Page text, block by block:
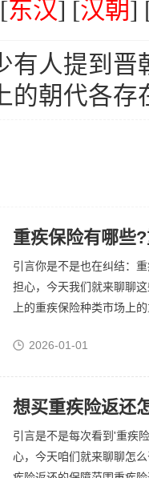
东汉] [汉朝]
有人提到晋
的朝代各存
重疾保险有哪些
引言你是不是也在纠结：
担心，今天我们就来聊聊
上的重疾保险种类市场上
2026-01-01
引言是不是每次看到'重疾
心，今天咱们就来聊聊怎